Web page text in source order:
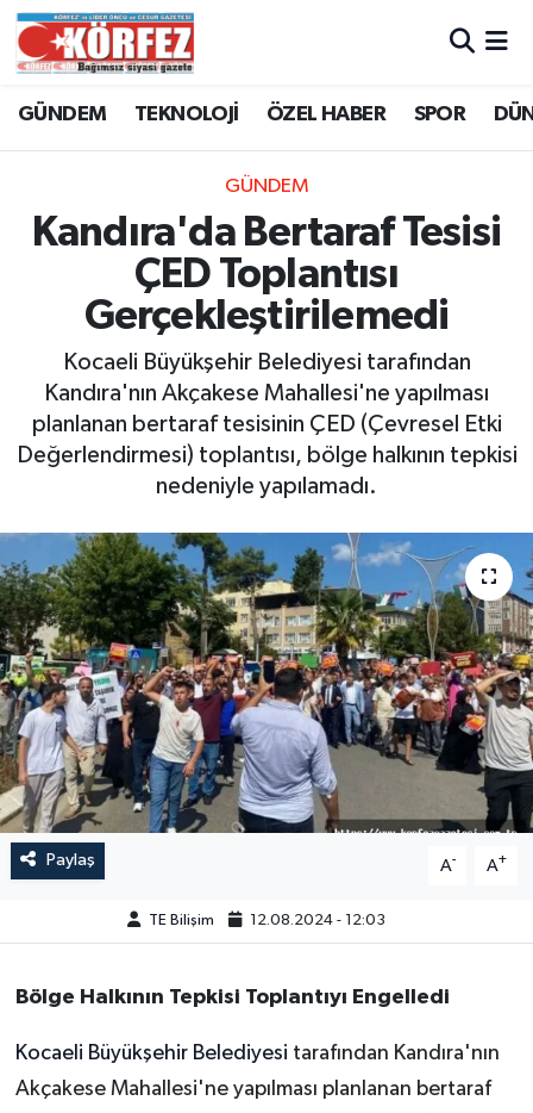
GÜNDEM TEKNOLOJİ ÖZEL HABER SPOR
GÜNDEM
Kandıra'da Bertaraf Tesisi
ÇED Toplantısı
Gerçekleştirilemedi
Kocaeli Büyükşehir Belediyesi tarafından
Kandıra'nın Akçakese Mahallesi'ne yapılması
planlanan bertaraf tesisinin ÇED (Çevresel Etki
Değerlendirmesi) toplantısı, bölge halkının tepkisi
nedeniyle yapılamadı.
Paylaş A- A+
TE Bilişim 12.08.2024 - 12:03
Bölge Halkının Tepkisi Toplantıyı Engelledi
Kocaeli Büyükşehir Belediyesi tarafından Kandıra'nın
Akçakese Mahallesi'ne yapılması planlanan bertaraf
Trafik Durumu
Süper Lig Puan Durumu ve Fikstür
Tüm Manşetler
Son Dakika Haberleri
Haber Arşivi